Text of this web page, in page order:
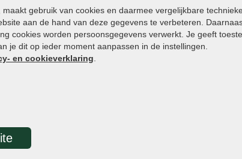
, maakt gebruik van cookies en daarmee vergelijkbare
aan de hand van deze gegevens te verbeteren.
cookies worden persoonsgegevens verwerkt. Je geeft
je dit op ieder moment aanpassen in de instellingen.
en cookieverklaring
Straatstenen
Straatklinkers
Trommelstenen
Tuinstenen
Waalformaat
Betonblokken
Stapelstenen